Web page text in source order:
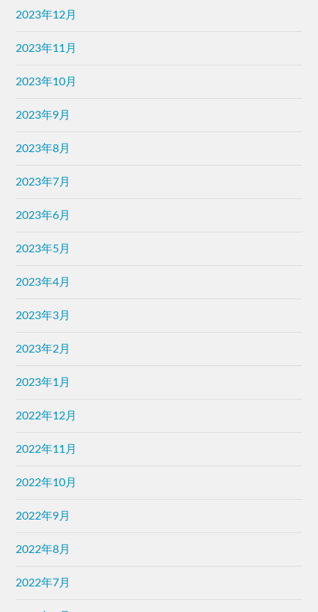
2023年12月
2023年11月
2023年10月
2023年9月
2023年8月
2023年7月
2023年6月
2023年5月
2023年4月
2023年3月
2023年2月
2023年1月
2022年12月
2022年11月
2022年10月
2022年9月
2022年8月
2022年7月